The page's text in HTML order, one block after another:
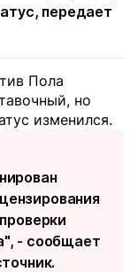
передает
Пола
но
изменился.
- сообщает